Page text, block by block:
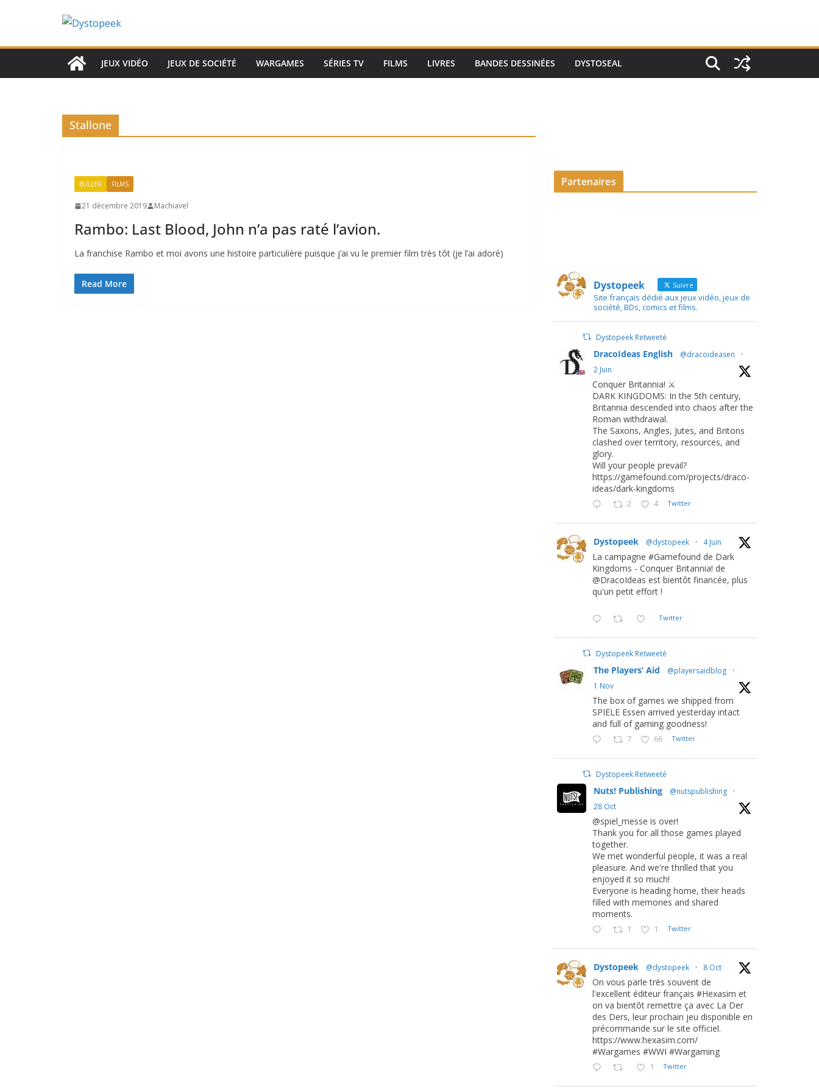
JEUX VIDÉO JEUX DE SOCIÉTÉ WARGAMES SÉRIES TV FILMS LIVRES BANDES DESSINÉES DYSTOSEAL
Stallone
BULLER FILMS
21 décembre 2019 Machiavel
Rambo: Last Blood, John n’a pas raté l’avion.
La franchise Rambo et moi avons une histoire particulière puisque j’ai vu le premier film très tôt (je l’ai adoré)
Read More
Partenaires
Dystopeek Suivre
Site français dédié aux jeux vidéo, jeux de
société, BDs, comics et films.
Dystopeek Retweeté
DracoIdeas English @dracoideasen
·
2 Juin
Conquer Britannia! ⚔️
DARK KINGDOMS: In the 5th century,
Britannia descended into chaos after the
Roman withdrawal.
The Saxons, Angles, Jutes, and Britons
clashed over territory, resources, and
glory.
Will your people prevail?
https://gamefound.com/projects/draco-
ideas/dark-kingdoms
2 4 Twitter
Dystopeek @dystopeek · 4 Juin
La campagne #Gamefound de Dark
Kingdoms - Conquer Britannia! de
@DracoIdeas est bientôt financée, plus
qu'un petit effort !
Twitter
Dystopeek Retweeté
The Players’ Aid @playersaidblog
·
1 Nov
The box of games we shipped from
SPIELE Essen arrived yesterday intact
and full of gaming goodness!
7 66 Twitter
Dystopeek Retweeté
Nuts! Publishing @nutspublishing
·
28 Oct
@spiel_messe is over!
Thank you for all those games played
together.
We met wonderful people, it was a real
pleasure. And we're thrilled that you
enjoyed it so much!
Everyone is heading home, their heads
filled with memories and shared
moments.
1 1 Twitter
Dystopeek @dystopeek · 8 Oct
On vous parle très souvent de
l'excellent éditeur français #Hexasim et
on va bientôt remettre ça avec La Der
des Ders, leur prochain jeu disponible en
précommande sur le site officiel.
https://www.hexasim.com/
#Wargames #WWI #Wargaming
1 Twitter